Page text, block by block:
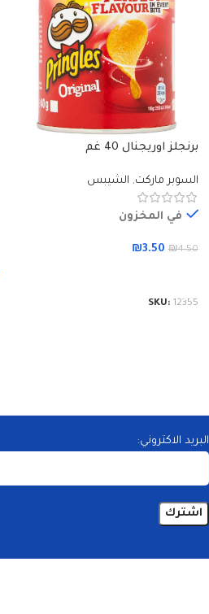
برنجلز اوريجنال 40 غم
السوبر ماركت, الشيبس
في المخزون
₪4.50
₪3.50
SKU: 12355
البريد الاكتروني: